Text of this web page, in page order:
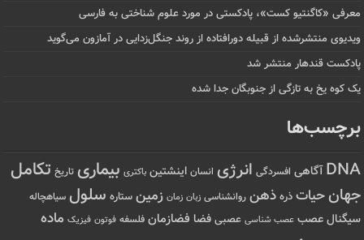
معرفی «کاگنتیو کست»، پادکستی در مورد علوم شناختی به فارسی
ویدیوی منتشرشده از قبیله دورافتاده‌ از روند جنگل‌زدایی در آمازون می‌گوید
پادکست قندهار منتشر شد
یک کوه یخ به تازگی از جنوبگان جدا شده
برچسب‌ها
DNA آگاهی افسردگی انرژی انسان اینشتین باکتری بیماری تاریخ تکامل
جهانحیات ذره ذهن روانشناسی زبان زمان زمین ستاره سلول سیاهچاله
سیگنال عصب عصب شناسی عصبی فضا فضازمان فلسفه فوتون فیزیک ماده